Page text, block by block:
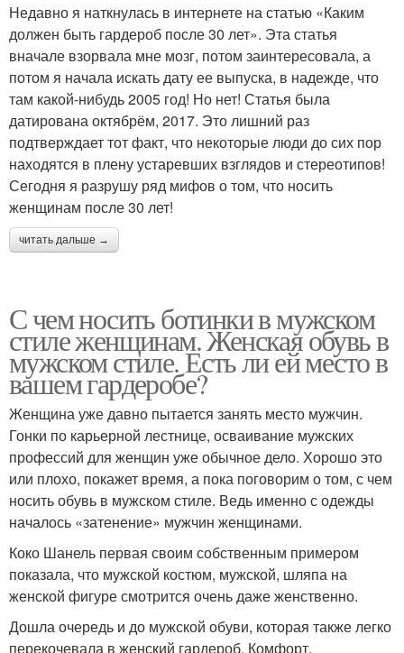
Недавно я наткнулась в интернете на статью «Каким
должен быть гардероб после 30 лет». Эта статья
вначале взорвала мне мозг, потом заинтересовала, а
потом я начала искать дату ее выпуска, в надежде, что
там какой-нибудь 2005 год! Но нет! Статья была
датирована октябрём, 2017. Это лишний раз
подтверждает тот факт, что некоторые люди до сих пор
находятся в плену устаревших взглядов и стереотипов!
Сегодня я разрушу ряд мифов о том, что носить
женщинам после 30 лет!
читать дальше →
С чем носить ботинки в мужском
стиле женщинам. Женская обувь в
мужском стиле. Есть ли ей место в
вашем гардеробе?
Женщина уже давно пытается занять место мужчин.
Гонки по карьерной лестнице, осваивание мужских
профессий для женщин уже обычное дело. Хорошо это
или плохо, покажет время, а пока поговорим о том, с чем
носить обувь в мужском стиле. Ведь именно с одежды
началось «затенение» мужчин женщинами.
Коко Шанель первая своим собственным примером
показала, что мужской костюм, мужской, шляпа на
женской фигуре смотрится очень даже женственно.
Дошла очередь и до мужской обуви, которая также легко
перекочевала в женский гардероб. Комфорт,